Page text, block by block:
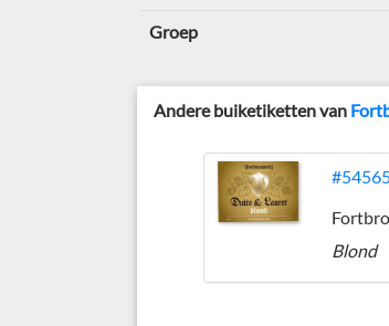
Groep
Andere buiketiketten van
Blond